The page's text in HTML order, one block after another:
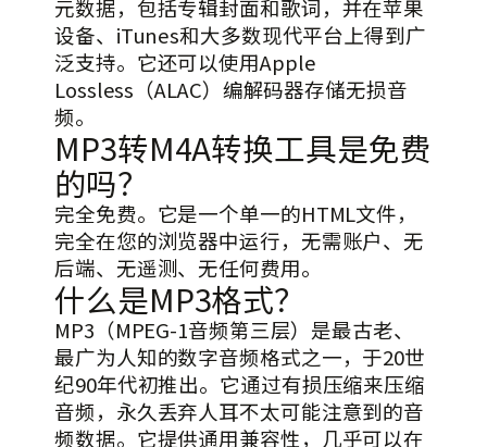
元数据，包括专辑封面和歌词，并在苹果
设备、iTunes和大多数现代平台上得到广
泛支持。它还可以使用Apple
Lossless（ALAC）编解码器存储无损音
频。
MP3转M4A转换工具是免费
的吗？
完全免费。它是一个单一的HTML文件，
完全在您的浏览器中运行，无需账户、无
后端、无遥测、无任何费用。
什么是MP3格式？
MP3（MPEG-1音频第三层）是最古老、
最广为人知的数字音频格式之一，于20世
纪90年代初推出。它通过有损压缩来压缩
音频，永久丢弃人耳不太可能注意到的音
频数据。它提供通用兼容性，几乎可以在